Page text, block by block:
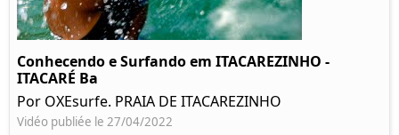
Conhecendo e Surfando em ITACAREZINHO -
ITACARÉ Ba
Por OXEsurfe. PRAIA DE ITACAREZINHO
Vidéo publiée le 27/04/2022